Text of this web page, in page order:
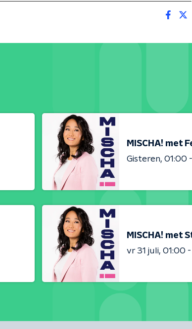
MISCHA! met
Gisteren 01:00
MISCHA! met
vr 31 juli 01:00